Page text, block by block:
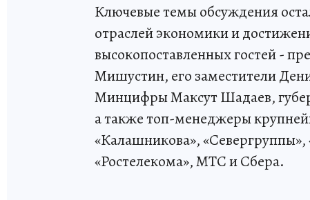
Ключевые темы обсуждения
отраслей экономики и
высокопоставленных гостей -
Мишустин, его заместители
Минцифры Максут Шадаев,
а также топ-менеджеры
«Калашникова»,
«Ростелекома», МТС и Сбера.